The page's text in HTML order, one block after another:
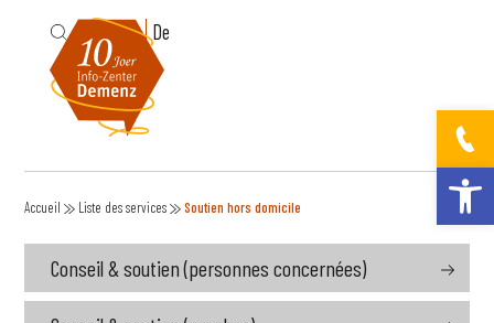
Ouvrir la
Fr De
Accueil Liste des services Soutien hors domicile
Conseil & soutien (personnes concernées)